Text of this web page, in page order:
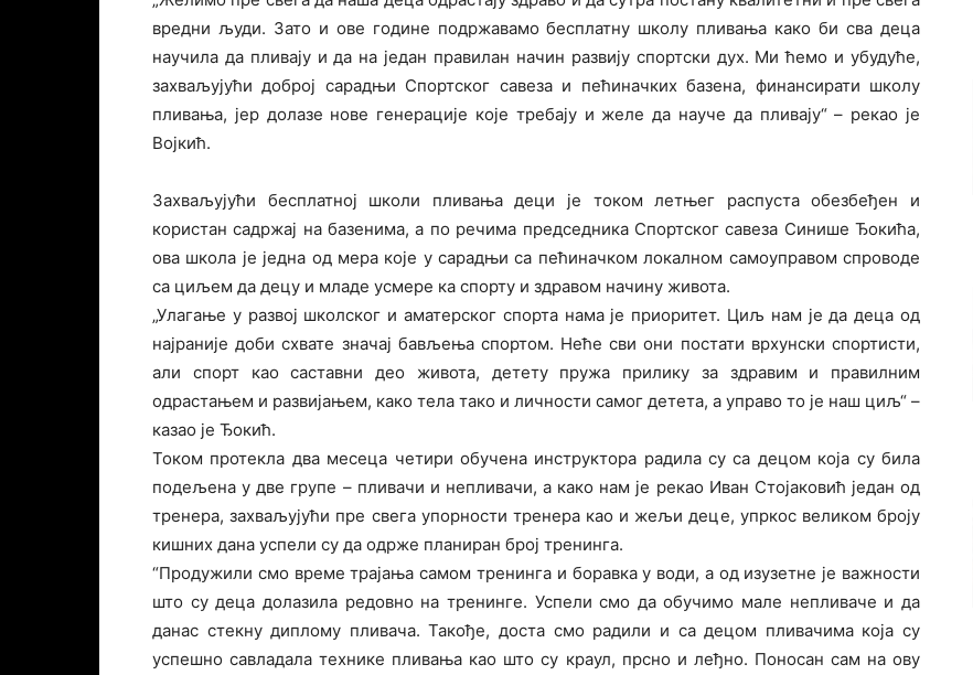
вредни људи. Зато и ове године подржавамо бесплатну школу пливања како би сва деца
научила да пливају и да на један правилан начин развију спортски дух. Ми ћемо и убудуће,
захваљујући доброј сарадњи Спортског савеза и пећиначких базена, финансирати школу
пливања, јер долазе нове генерације које требају и желе да науче да пливају“ – рекао је
Војкић.
Захваљујући бесплатној школи пливања деци је током летњег распуста обезбеђен и
користан садржај на базенима, а по речима председника Спортског савеза Синише Ђокића,
ова школа је једна од мера које у сарадњи са пећиначком локалном самоуправом спроводе
са циљем да децу и младе усмере ка спорту и здравом начину живота.
„Улагање у развој школског и аматерског спорта нама је приоритет. Циљ нам је да деца од
најраније доби схвате значај бављења спортом. Неће сви они постати врхунски спортисти,
али спорт као саставни део живота, детету пружа прилику за здравим и правилним
одрастањем и развијањем, како тела тако и личности самог детета, а управо то је наш циљ“ –
казао је Ђокић.
Током протекла два месеца четири обучена инструктора радила су са децом која су била
подељена у две групе – пливачи и непливачи, а како нам је рекао Иван Стојаковић један од
тренера, захваљујући пре свега упорности тренера као и жељи деце, упркос великом броју
кишних дана успели су да одрже планиран број тренинга.
“Продужили смо време трајања самом тренинга и боравка у води, а од изузетне је важности
што су деца долазила редовно на тренинге. Успели смо да обучимо мале непливаче и да
данас стекну диплому пливача. Такође, доста смо радили и са децом пливачима која су
успешно савладала технике пливања као што су краул, прсно и леђно. Поносан сам на ову